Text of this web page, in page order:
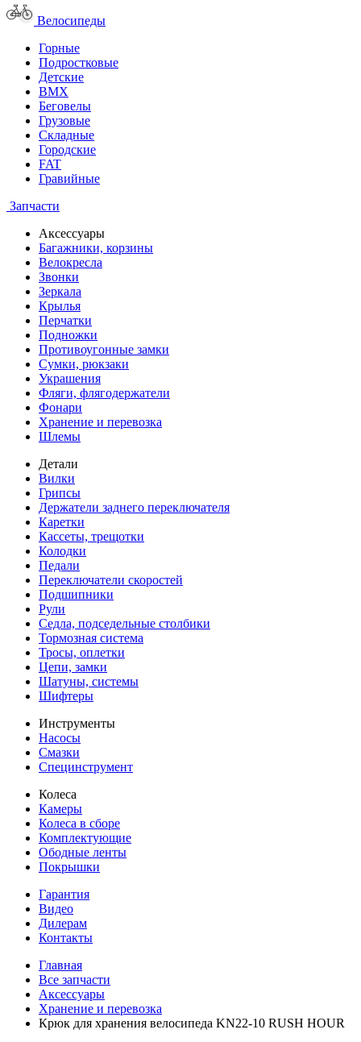
Велосипеды
Горные
Подростковые
Детские
BMX
Беговелы
Грузовые
Складные
Городские
FAT
Гравийные
Запчасти
Аксессуары
Багажники, корзины
Велокресла
Звонки
Зеркала
Крылья
Перчатки
Подножки
Противоугонные замки
Сумки, рюкзаки
Украшения
Фляги, флягодержатели
Фонари
Хранение и перевозка
Шлемы
Детали
Вилки
Грипсы
Держатели заднего переключателя
Каретки
Кассеты, трещотки
Колодки
Педали
Переключатели скоростей
Подшипники
Рули
Седла, подседельные столбики
Тормозная система
Тросы, оплетки
Цепи, замки
Шатуны, системы
Шифтеры
Инструменты
Насосы
Смазки
Специнструмент
Колеса
Камеры
Колеса в сборе
Комплектующие
Ободные ленты
Покрышки
Гарантия
Видео
Дилерам
Контакты
Главная
Все запчасти
Аксессуары
Хранение и перевозка
Крюк для хранения велосипеда KN22-10 RUSH HOUR